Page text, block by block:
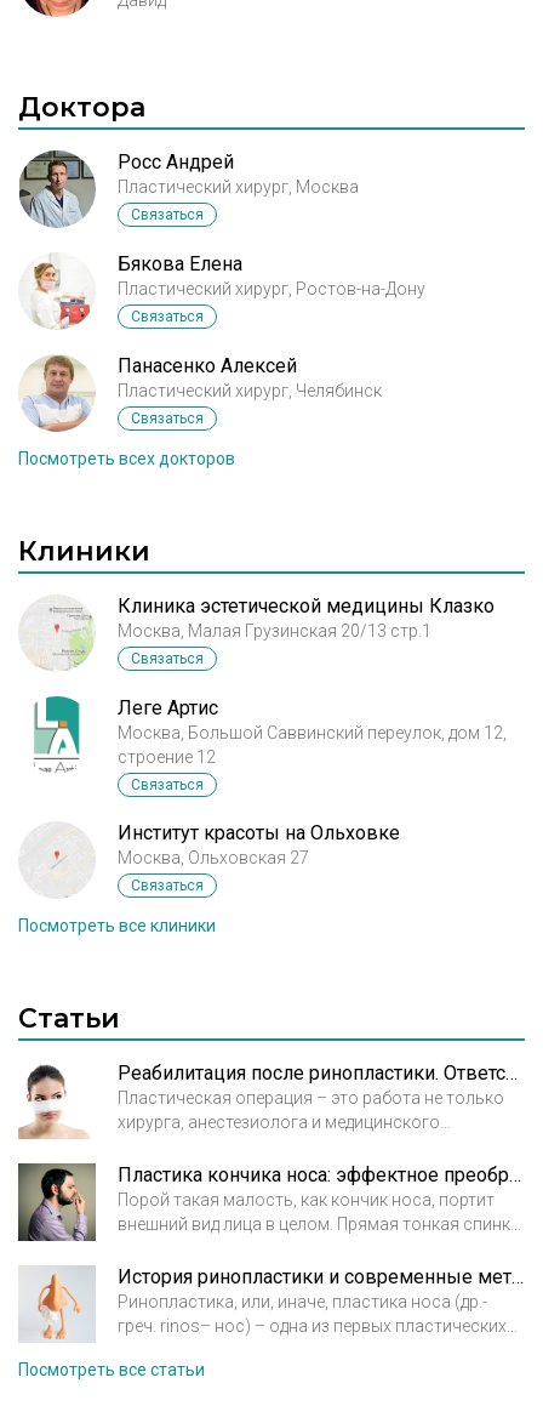
Доктора
Росс Андрей
Пластический хирург, Москва
Связаться
Бякова Елена
Пластический хирург, Ростов-на-Дону
Связаться
Панасенко Алексей
Пластический хирург, Челябинск
Связаться
Посмотреть всех докторов
Клиники
Клиника эстетической медицины Клазко
Москва, Малая Грузинская 20/13 стр.1
Связаться
Леге Артис
Москва, Большой Саввинский переулок, дом 12,
строение 12
Связаться
Институт красоты на Ольховке
Москва, Ольховская 27
Связаться
Посмотреть все клиники
Статьи
Реабилитация после ринопластики. Ответственный подход – гарантия успеха
Пластическая операция – это работа не только
хирурга, анестезиолога и медицинского
зависит от самого пациента и его поведения в
восстановительном периоде. Реабилитация
после ринопластики – такая же часть операции,
исполнение.
Пластика кончика носа: эффектное преображение
Порой такая малость, как кончик носа, портит
внешний вид лица в целом. Прямая тонкая спинка
шишковатым, или вздернутым кончиком. Именно
концевая часть отвечает за общее эстетическое
восприятие носа и всего лица.
История ринопластики и современные методы закрытой пластики носа
Ринопластика, или, иначе, пластика носа (др.-
греч. rinos– нос) – одна из первых пластических
медицины. С незапамятных времен именно нос
Посмотреть все статьи